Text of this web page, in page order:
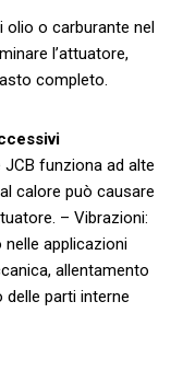
o carburante nel
l’attuatore,
completo.
funziona ad alte
calore può causare
– Vibrazioni:
nelle applicazioni
allentamento
parti interne